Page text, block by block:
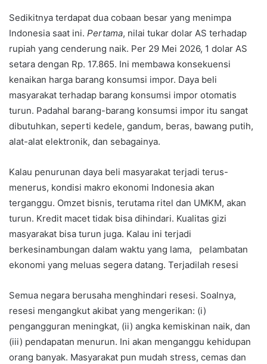
Sedikitnya terdapat dua cobaan besar yang menimpa
Indonesia saat ini. Pertama, nilai tukar dolar AS terhadap
rupiah yang cenderung naik. Per 29 Mei 2026, 1 dolar AS
setara dengan Rp. 17.865. Ini membawa konsekuensi
kenaikan harga barang konsumsi impor. Daya beli
masyarakat terhadap barang konsumsi impor otomatis
turun. Padahal barang-barang konsumsi impor itu sangat
dibutuhkan, seperti kedele, gandum, beras, bawang putih,
alat-alat elektronik, dan sebagainya.
Kalau penurunan daya beli masyarakat terjadi terus-
menerus, kondisi makro ekonomi Indonesia akan
terganggu. Omzet bisnis, terutama ritel dan UMKM, akan
turun. Kredit macet tidak bisa dihindari. Kualitas gizi
masyarakat bisa turun juga. Kalau ini terjadi
berkesinambungan dalam waktu yang lama, pelambatan
ekonomi yang meluas segera datang. Terjadilah resesi
Semua negara berusaha menghindari resesi. Soalnya,
resesi mengangkut akibat yang mengerikan: (i)
pengangguran meningkat, (ii) angka kemiskinan naik, dan
(iii) pendapatan menurun. Ini akan menganggu kehidupan
orang banyak. Masyarakat pun mudah stress, cemas dan